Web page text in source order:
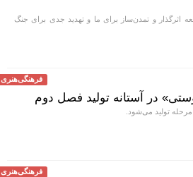
اثرگذار و تمدن‌ساز برای ما و تهدید جدی برای جنگ
فرهنگی‌هنری
در آستانه تولید فصل دوم
تولید می‌شود.
فرهنگی‌هنری